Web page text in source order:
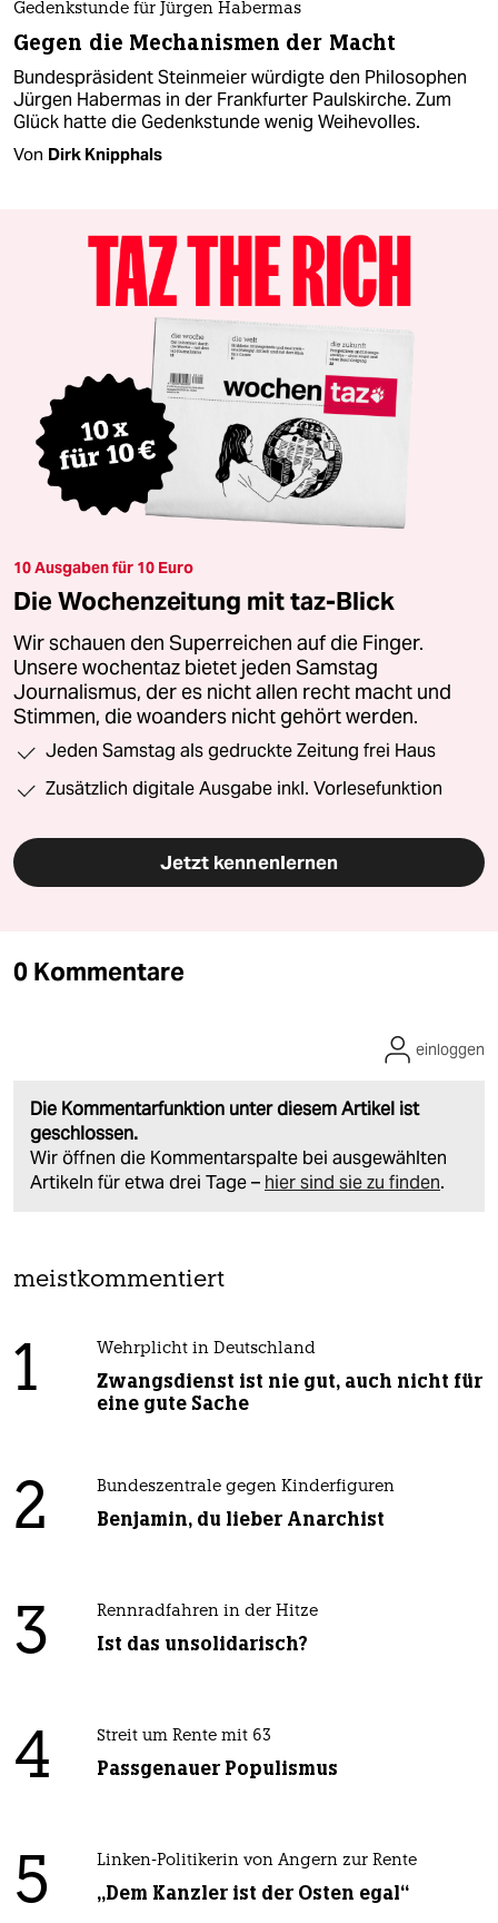
Gedenkstunde für Jürgen Habermas
Gegen die Mechanismen der Macht
Bundespräsident Steinmeier würdigte den Philosophen
Jürgen Habermas in der Frankfurter Paulskirche. Zum
Glück hatte die Gedenkstunde wenig Weihevolles.
Von Dirk Knipphals
10 Ausgaben für 10 Euro
Die Wochenzeitung mit taz-Blick
Wir schauen den Superreichen auf die Finger.
Unsere wochentaz bietet jeden Samstag
Journalismus, der es nicht allen recht macht und
Stimmen, die woanders nicht gehört werden.
Jeden Samstag als gedruckte Zeitung frei Haus
Zusätzlich digitale Ausgabe inkl. Vorlesefunktion
Jetzt kennenlernen
0 Kommentare
Die Kommentarfunktion unter diesem Artikel ist
geschlossen.
Wir öffnen die Kommentarspalte bei ausgewählten
Artikeln für etwa drei Tage – hier sind sie zu finden.
einloggen
meistkommentiert
1 Wehrplicht in Deutschland
Zwangsdienst ist nie gut, auch nicht für
eine gute Sache
2 Bundeszentrale gegen Kinderfiguren
Benjamin, du lieber Anarchist
3 Rennradfahren in der Hitze
Ist das unsolidarisch?
4 Streit um Rente mit 63
Passgenauer Populismus
5 Linken-Politikerin von Angern zur Rente
„Dem Kanzler ist der Osten egal“